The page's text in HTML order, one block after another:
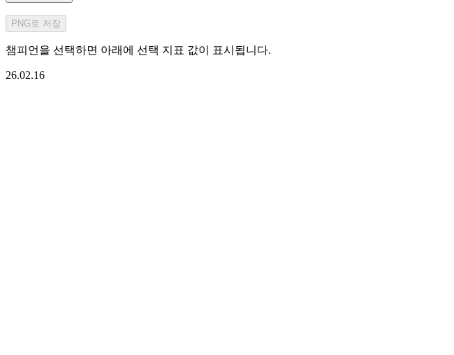
PNG로 저장
챔피언을 선택하면 아래에 선택 지표 값이 표시됩니다.
26.02.16